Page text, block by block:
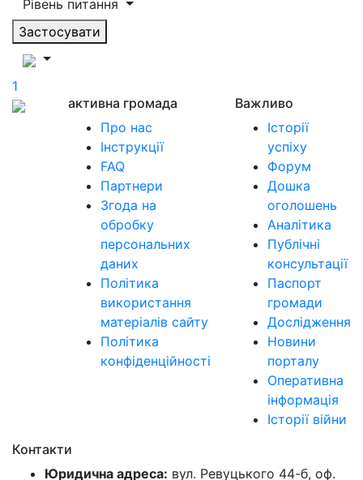
Рівень питання
Застосувати
1
активна громада
Про нас
Інструкції
FAQ
Партнери
Згода на
обробку
персональних
даних
Політика
використання
матеріалів сайту
Політика
конфіденційності
Важливо
Історії
успіху
Форум
Дошка
оголошень
Аналітика
Публічні
консультації
Паспорт
громади
Дослідження
Новини
порталу
Оперативна
інформація
Історії війни
Контакти
Юридична адреса: вул. Ревуцького 44-б, оф.